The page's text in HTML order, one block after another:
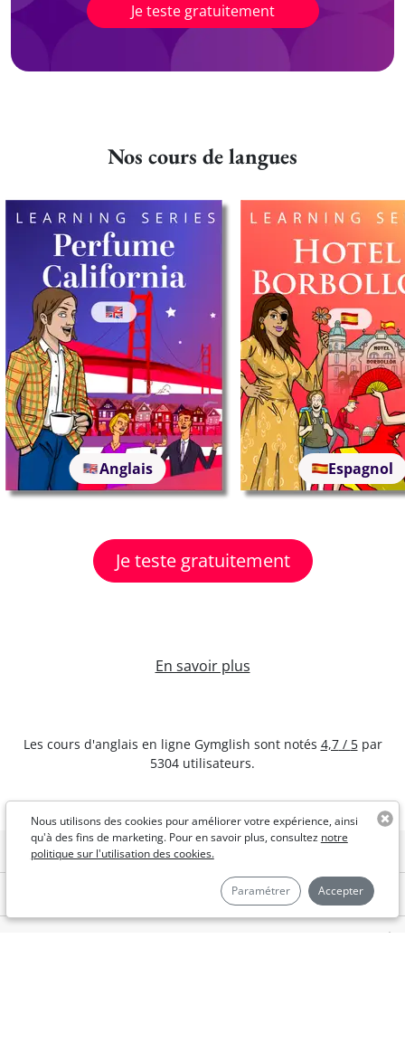
Je teste gratuitement
Nos cours de langues
Anglais Espagnol
Je teste gratuitement
En savoir plus
Les cours d'anglais en ligne Gymglish sont notés 4,7/ 5par
5304 utilisateurs.
Nous utilisons des cookies pour améliorer votre expérience, ainsi
qu'à des fins de marketing. Pour en savoir plus, consultez notre
politique sur l'utilisation des cookies.
Paramétrer Accepter
VOUS ET NOUS